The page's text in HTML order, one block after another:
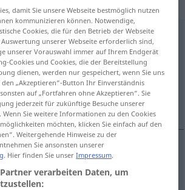
: Femininum
;Aufforstungen>
Übersetzung anklicken/antippen)
Aufforstung
damit Sie unsere Webseite bestmöglich nutzen
kommunizieren können. Notwendige,
Cookies, die für den Betrieb der Webseite
unserer Webseite erforderlich sind,
unserer Vorauswahl immer auf Ihrem Endgerät
Cookies und Cookies, die der Bereitstellung
dienen, werden nur gespeichert, wenn Sie uns
„Akzeptieren“-Button Ihr Einverständnis
auf „Fortfahren ohne Akzeptieren“. Sie
jederzeit für zukünftige Besuche unserer
Sie weitere Informationen zu den Cookies
möchten, klicken Sie einfach auf den
Weitergehende Hinweise zu der
Sie ansonsten unserer
. Hier finden Sie unserImpressum.
verarbeiten Daten, um